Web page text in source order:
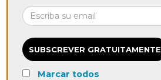
SUBSCREVER GRATUITAMENTE
Marcar todos